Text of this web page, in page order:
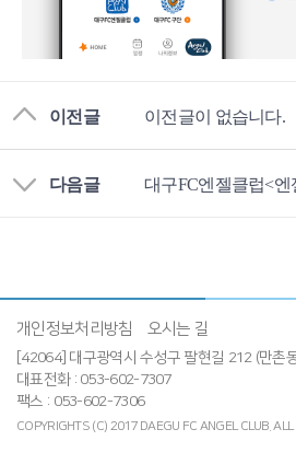
이전글 이전글이 없습니다.
다음글
개인정보처리방침 오시는 길
[42064] 대구광역시 수성구 팔현길 212 (만촌
대표전화 : 053-602-7307
팩스 : 053-602-7306
COPYRIGHTS (C) 2017 DAEGU FC ANGEL CLUB. ALL